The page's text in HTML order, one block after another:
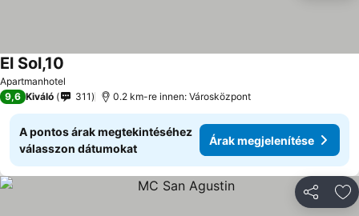
Apartmanhotel
El Sol,10
9,6 Kiváló 311 0.2 km-re innen: Városközpont
A pontos árak megtekintéséhez
válasszon dátumokat
Árak megjelenítése